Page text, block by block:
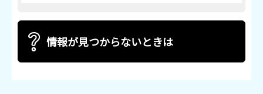
情報が見つからないときは